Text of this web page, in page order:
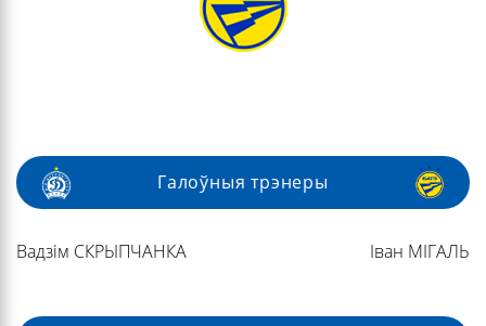
Галоўныя трэнеры
Вадзім СКРЫПЧАНКА Іван МІГАЛЬ